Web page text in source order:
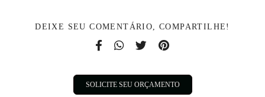
DEIXE SEU COMENTÁRIO, COMPARTILHE!
SOLICITE SEU ORÇAMENTO